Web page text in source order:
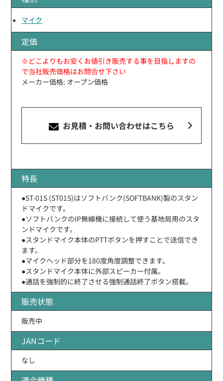
マイク
定価
※どこよりもお安くお値引き販売する事を目指しますの
で当社販売価格はお問合せ下さい
メーカー価格: オープン価格
お見積・お問い合わせはこちら
特長
●ST-01S (ST01S)はソフトバンク(SOFTBANK)製のスタン
ドマイクです。
●ソフトバンクのIP無線機に接続して使う基地局用のスタ
ンドマイクです。
●スタンドマイク本体のPTTボタンを押すことで送信でき
ます。
●マイクヘッド部分を180度角度調整できます。
●スタンドマイク本体に外部スピーカー付属。
●通話を強制的に終了させる強制通話終了ボタン搭載。
販売状態
販売中
JANコード
なし